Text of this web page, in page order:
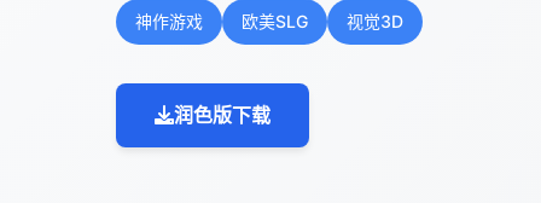
神作游戏 欧美SLG 视觉3D
润色版下载